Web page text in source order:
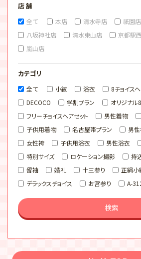
店 舗
全て 本店 清水寺店 祇園店
八坂神社店
清水東山店 京都駅
嵐山店
カテゴリ
全て 小紋 浴衣
8チョイス
DECOCO
学割プラン
オリジナル
フリーチョイスヘアセット
男性着物
子供用着物
名古屋帯プラン 男
女性袴
子供用浴衣 男性浴衣
特別サイズ
ロケーション撮影 持
留袖
婚礼 十三参り 正絹小
デラックスチョイス
お宮参り A-
検索